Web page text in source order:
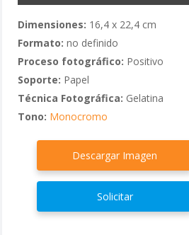
Dimensiones: 16,4 x 22,4 cm
Formato: no definido
Proceso fotográfico: Positivo
Soporte: Papel
Técnica Fotográfica: Gelatina
Tono: Monocromo
Descargar Imagen
Solicitar